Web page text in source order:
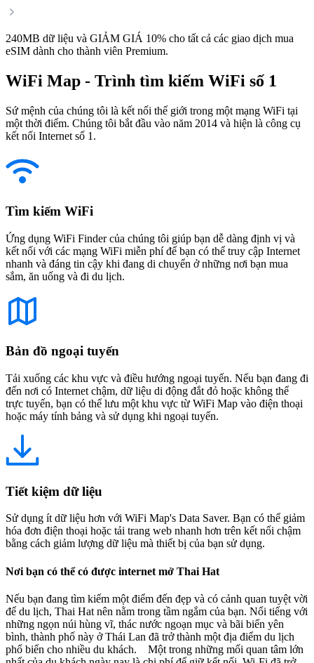
240MB dữ liệu và GIẢM GIÁ 10% cho tất cả các giao dịch mua
eSIM dành cho thành viên Premium.
WiFi Map - Trình tìm kiếm WiFi số 1
Sứ mệnh của chúng tôi là kết nối thế giới trong một mạng WiFi tại
một thời điểm. Chúng tôi bắt đầu vào năm 2014 và hiện là công cụ
kết nối Internet số 1.
Tìm kiếm WiFi
Ứng dụng WiFi Finder của chúng tôi giúp bạn dễ dàng định vị và
kết nối với các mạng WiFi miễn phí để bạn có thể truy cập Internet
nhanh và đáng tin cậy khi đang di chuyển ở những nơi bạn mua
sắm, ăn uống và đi du lịch.
Bản đồ ngoại tuyến
Tải xuống các khu vực và điều hướng ngoại tuyến. Nếu bạn đang đi
đến nơi có Internet chậm, dữ liệu di động đắt đỏ hoặc không thể
trực tuyến, bạn có thể lưu một khu vực từ WiFi Map vào điện thoại
hoặc máy tính bảng và sử dụng khi ngoại tuyến.
Tiết kiệm dữ liệu
Sử dụng ít dữ liệu hơn với WiFi Map's Data Saver. Bạn có thể giảm
hóa đơn điện thoại hoặc tải trang web nhanh hơn trên kết nối chậm
bằng cách giảm lượng dữ liệu mà thiết bị của bạn sử dụng.
Nơi bạn có thể có được internet mở Thai Hat
Nếu bạn đang tìm kiếm một điểm đến đẹp và có cảnh quan tuyệt vời
để du lịch, Thai Hat nên nằm trong tầm ngắm của bạn. Nổi tiếng với
những ngọn núi hùng vĩ, thác nước ngoạn mục và bãi biển yên
bình, thành phố này ở Thái Lan đã trở thành một địa điểm du lịch
phổ biến cho nhiều du khách. Một trong những mối quan tâm lớn